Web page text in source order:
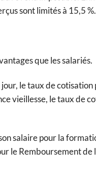
sont limités à 15,5 %.
que les salariés.
jour, le taux de cotisation
vieillesse, le taux de
salaire pour la
le Remboursement de